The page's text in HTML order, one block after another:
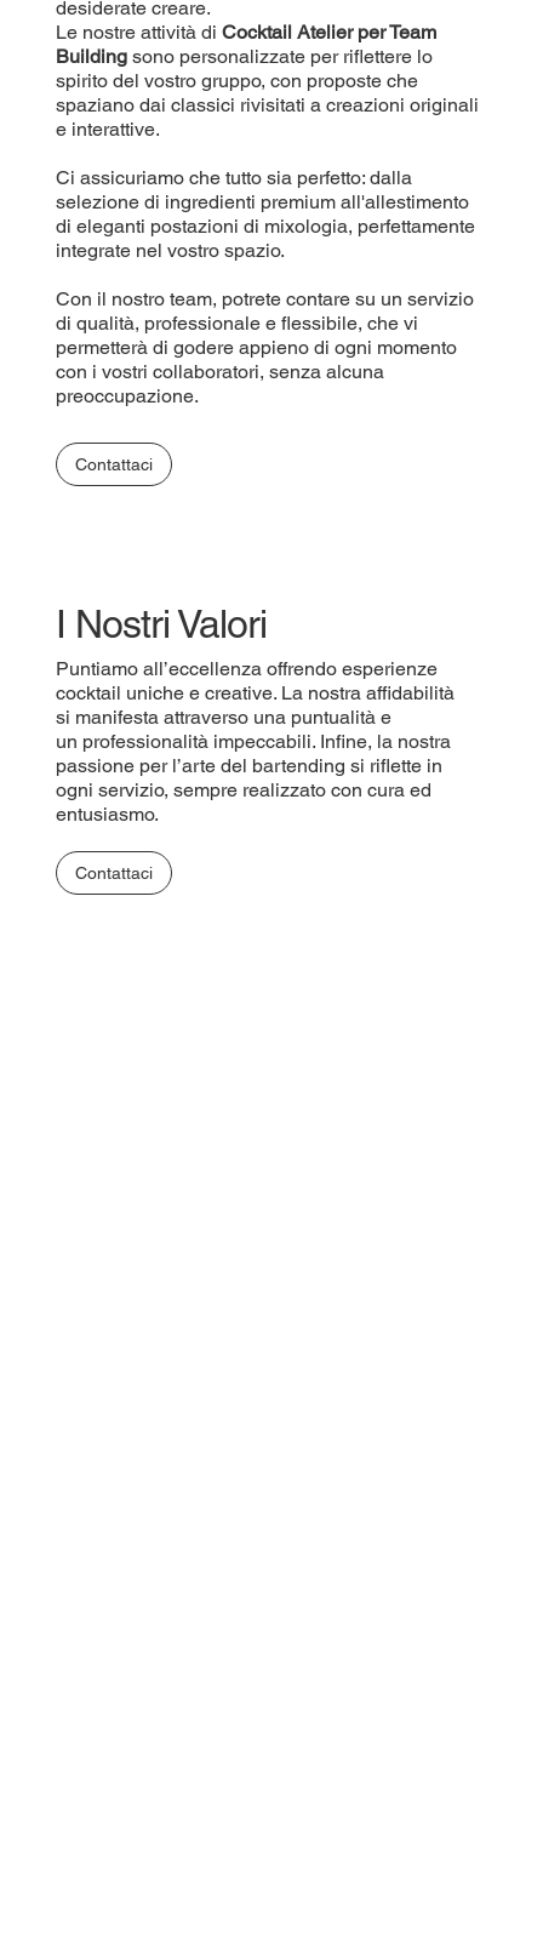
desiderate creare.
Le nostre attività di Cocktail Atelier per Team
Buildingsono personalizzate per riflettere lo
spirito del vostro gruppo, con proposte che
spaziano dai classici rivisitati a creazioni originali
e interattive.
Ci assicuriamo che tutto sia perfetto: dalla
selezione di ingredienti premium all'allestimento
di eleganti postazioni di mixologia, perfettamente
integrate nel vostro spazio.
Con il nostro team, potrete contare su un servizio
di qualità, professionale e flessibile, che vi
permetterà di godere appieno di ogni momento
con i vostri collaboratori, senza alcuna
preoccupazione.
Contattaci
I Nostri Valori
Puntiamo all’eccellenza offrendo esperienze
cocktail uniche e creative. La nostra affidabilità
si manifesta attraverso una puntualità e
un professionalità impeccabili. Infine, la nostra
passione per l’arte del bartending si riflette in
ogni servizio, sempre realizzato con cura ed
entusiasmo.
Contattaci